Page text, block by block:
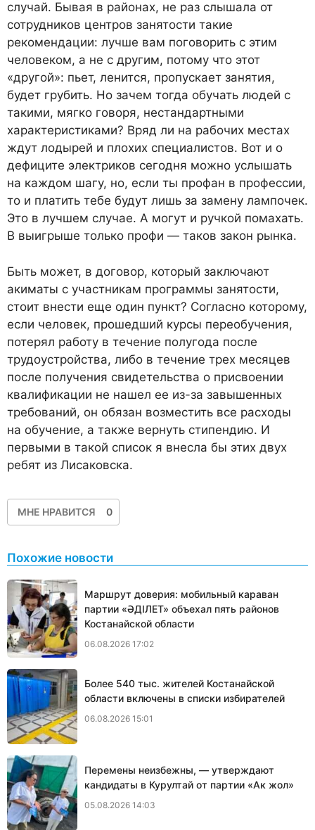
случай. Бывая в районах, не раз слышала от
сотрудников центров занятости такие
рекомендации: лучше вам поговорить с этим
человеком, а не с другим, потому что этот
«другой»: пьет, ленится, пропускает занятия,
будет грубить. Но зачем тогда обучать людей с
такими, мягко говоря, нестандартными
характеристиками? Вряд ли на рабочих местах
ждут лодырей и плохих специалистов. Вот и о
дефиците электриков сегодня можно услышать
на каждом шагу, но, если ты профан в профессии,
то и платить тебе будут лишь за замену лампочек.
Это в лучшем случае. А могут и ручкой помахать.
В выигрыше только профи — таков закон рынка.
Быть может, в договор, который заключают
акиматы с участникам программы занятости,
стоит внести еще один пункт? Согласно которому,
если человек, прошедший курсы переобучения,
потерял работу в течение полугода после
трудоустройства, либо в течение трех месяцев
после получения свидетельства о присвоении
квалификации не нашел ее из-за завышенных
требований, он обязан возместить все расходы
на обучение, а также вернуть стипендию. И
первыми в такой список я внесла бы этих двух
ребят из Лисаковска.
МНЕ НРАВИТСЯ 0
Похожие новости
Маршрут доверия: мобильный караван
партии «ӘДІЛЕТ» объехал пять районов
Костанайской области
06.08.2026 17:02
Более 540 тыс. жителей Костанайской
области включены в списки избирателей
06.08.2026 15:01
Перемены неизбежны, — утверждают
кандидаты в Курултай от партии «Ак жол»
05.08.2026 14:03